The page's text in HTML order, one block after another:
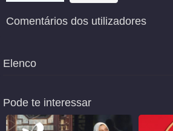
Comentários dos utilizadores
Elenco
Pode te interessar